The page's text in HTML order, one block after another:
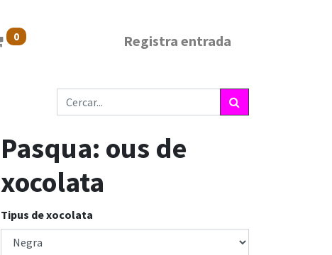
0 Registra entrada
Pasqua: ous de
xocolata
Tipus de xocolata